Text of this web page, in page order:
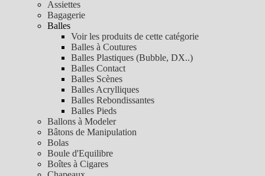
Assiettes
Bagagerie
Balles
Voir les produits de cette catégorie
Balles à Coutures
Balles Plastiques (Bubble, DX..)
Balles Contact
Balles Scènes
Balles Acrylliques
Balles Rebondissantes
Balles Pieds
Ballons à Modeler
Bâtons de Manipulation
Bolas
Boule d'Equilibre
Boîtes à Cigares